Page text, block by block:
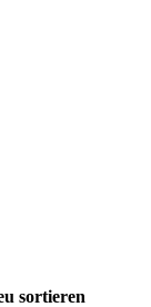
sortieren